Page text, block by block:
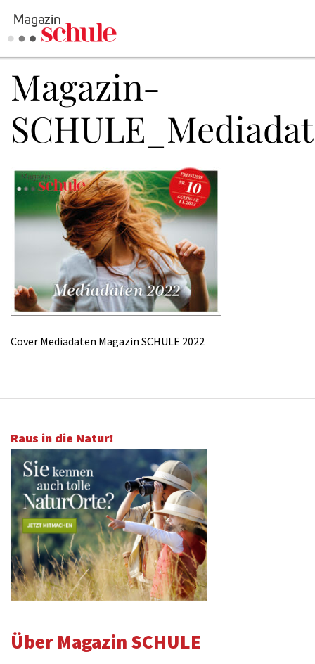
Online-Magazin
Newsletter
Kontakt
Impressum
Versenden
Kommentieren
Abonnieren
Magazin-
Cover Mediadaten Magazin SCHULE 2022
Raus in die Natur!
Über Magazin SCHULE